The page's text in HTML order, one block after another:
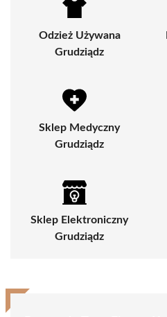
Odzież Używana
Grudziądz
Sklep Medyczny
Grudziądz
Sklep Elektroniczny
Grudziądz